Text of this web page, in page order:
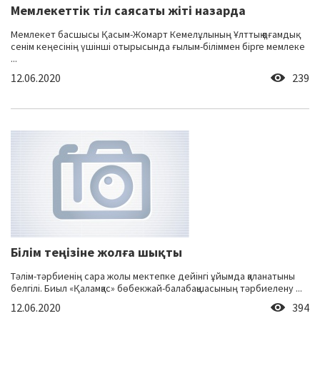
Мемлекеттік тіл саясаты жіті назарда
Мемлекет басшысы Қасым-Жомарт Кемелұлының Ұлттық қоғамдық
сенім кеңесінің үшінші отырысында ғылым-біліммен бірге мемлеке
...
12.06.2020 239
Білім теңізіне жолға шықты
Тәлім-тәрбиенің сара жолы мектепке дейінгі ұйымда қаланатыны
белгілі. Биыл «Қаламқас» бөбекжай-балабақшасының тәрбиелену ...
12.06.2020 394